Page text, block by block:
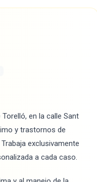
en la calle Sant
y trastornos de
exclusivamente
a cada caso.